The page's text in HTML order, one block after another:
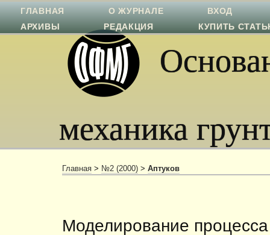
механика
ГЛАВНАЯ О ЖУРНАЛЕ
ВХОД
АРХИВЫ
РЕДАКЦИЯ КУПИТЬ
Главная > №2 (2000) > Аптуков
Моделирование процесса